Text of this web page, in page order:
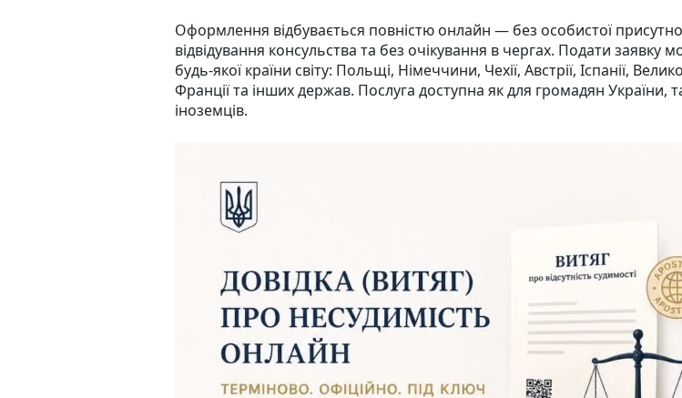
Оформлення відбувається повністю онлайн — без особистої
відвідування консульства та без очікування в чергах. Подати заявку
будь-якої країни світу: Польщі, Німеччини, Чехії, Австрії, Іспанії,
Франції та інших держав. Послуга доступна як для громадян України,
іноземців.